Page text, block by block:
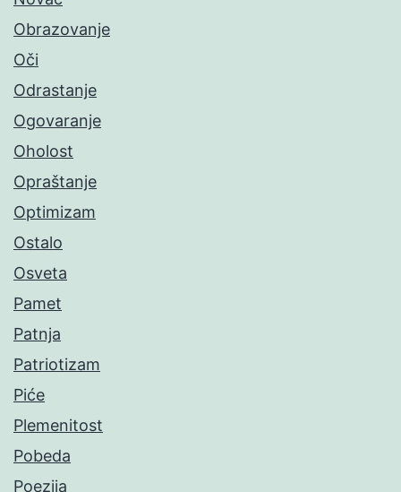
Obrazovanje
Oči
Odrastanje
Ogovaranje
Oholost
Opraštanje
Optimizam
Ostalo
Osveta
Pamet
Patnja
Patriotizam
Piće
Plemenitost
Pobeda
Poezija